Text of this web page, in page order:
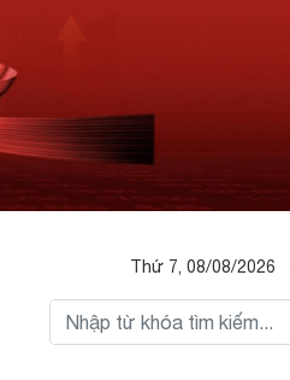
Thứ 7, 08/08/2026